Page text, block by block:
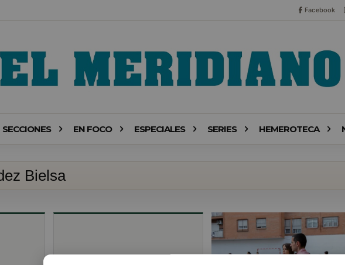
Facebook
SECCIONES EN FOCO ESPECIALES SERIES HEMEROTECA
Bielsa